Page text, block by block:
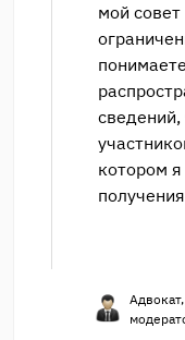
мой
котором
Адвокат,